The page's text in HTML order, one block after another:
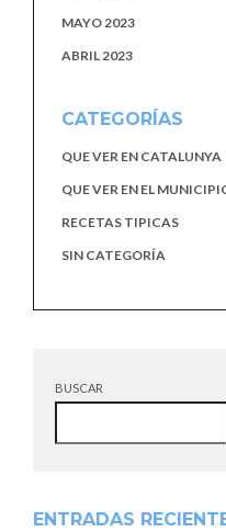
MAYO 2023
ABRIL 2023
CATEGORÍAS
QUE VER EN CATALUNYA
QUE VER EN EL
RECETAS TIPICAS
SIN CATEGORÍA
BUSCAR
ENTRADAS